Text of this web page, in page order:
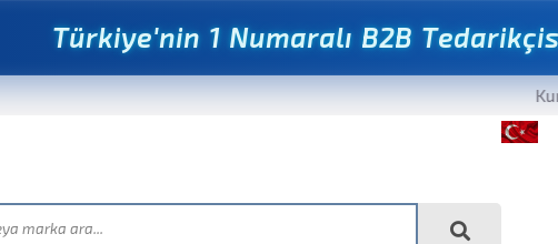
Türkiye'nin 1 Numaralı B2B Tedarikçis